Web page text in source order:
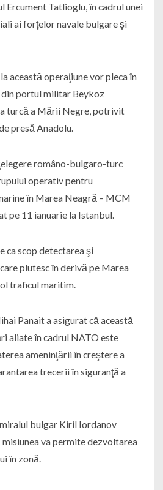
Ercument Tatlioglu, în cadrul unei
ai forţelor navale bulgare şi
această operaţiune vor pleca în
portul militar Beykoz
turcă a Mării Negre, potrivit
presă Anadolu.
româno-bulgaro-turc
operativ pentru
în Marea Neagră – MCM
pe 11 ianuarie la Istanbul.
ca scop detectarea şi
plutesc în derivă pe Marea
traficul maritim.
Panait a asigurat că această
aliate în cadrul NATO este
ameninţării în creştere a
trecerii în siguranţă a
bulgar Kiril Iordanov
va permite dezvoltarea
în zonă.